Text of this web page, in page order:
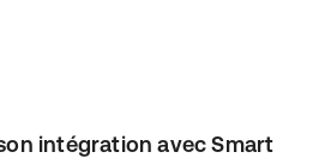
intégration avec Smart